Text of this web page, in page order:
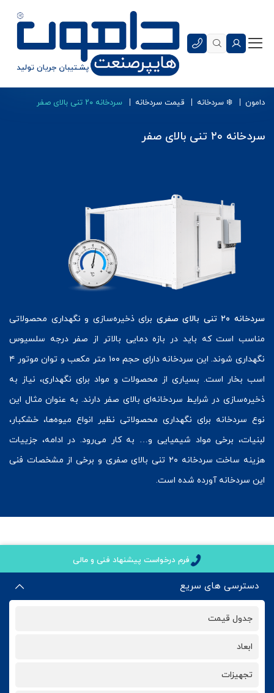
دامون ❄️ سردخانه قیمت سردخانه سردخانه ۲۰ تنی بالای صفر
سردخانه ۲۰ تنی بالای صفر
سردخانه ۲۰ تنی بالای صفری
برای ذخیره‌سازی و نگهداری محصولاتی
مناسب است که باید در بازه دمایی بالاتر از صفر درجه سلسیوس
نگهداری شوند. این سردخانه دارای حجم ۱۰۰ متر مکعب و توان موتور ۴
اسب بخار است. بسیاری از محصولات و مواد برای نگهداری، نیاز به
ذخیره‌سازی در شرایط سردخانه‌ای بالای صفر دارند. به عنوان مثال این
نوع سردخانه برای نگهداری محصولاتی نظیر انواع میوه‌ها، خشکبار،
لبنیات، برخی مواد شیمیایی و… به‌ کار می‌رود. در ادامه، جزییات
هزینه ساخت سردخانه ۲۰ تنی بالای صفری و برخی از مشخصات فنی
این سردخانه آورده شده است.
دسترسی های سریع
جدول قیمت
ابعاد
تجهیزات
فرم درخواست پیشنهاد فنی و مالی